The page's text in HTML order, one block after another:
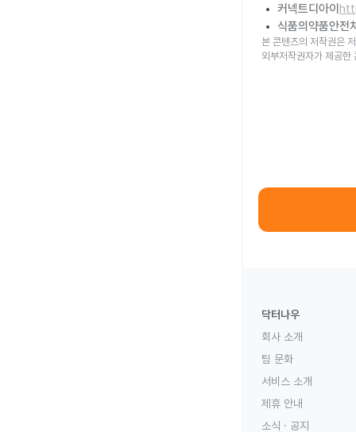
커넥트디아이
식품의약품안전
본 콘텐츠의 저작권은
외부저작권자가 제공한
닥터나우
회사 소개
팀 문화
서비스 소개
제휴 안내
소식 · 공지